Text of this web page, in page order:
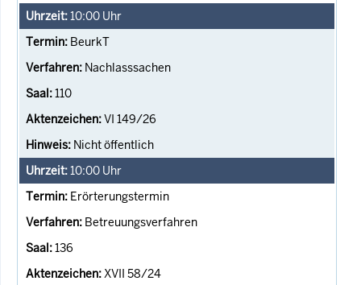
10:00 Uhr
BeurkT
Nachlasssachen
110
VI 149/26
Nicht öffentlich
10:00 Uhr
Erörterungstermin
Betreuungsverfahren
136
XVII 58/24